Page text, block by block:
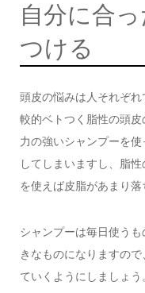
自分に合
つける
頭皮の悩みは人それぞ
較的ベトつく脂性の頭
力の強いシャンプーを
してしまいますし、脂
を使えば皮脂があまり落
シャンプーは毎日使う
きなものになりますの
ていくようにしましょう